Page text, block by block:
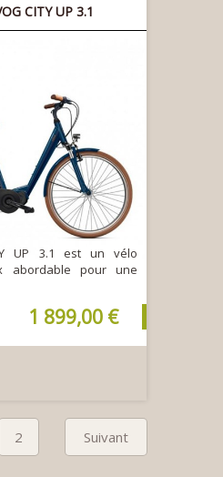
CITY UP 3.1
UP 3.1 est un vélo
abordable pour une
1 899,00 €
2 Suivant